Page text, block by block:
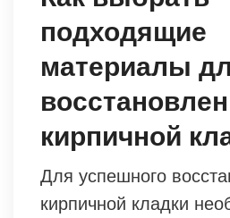
подходящие
материалы
кирпичной
Для успешного
кирпичной кладки